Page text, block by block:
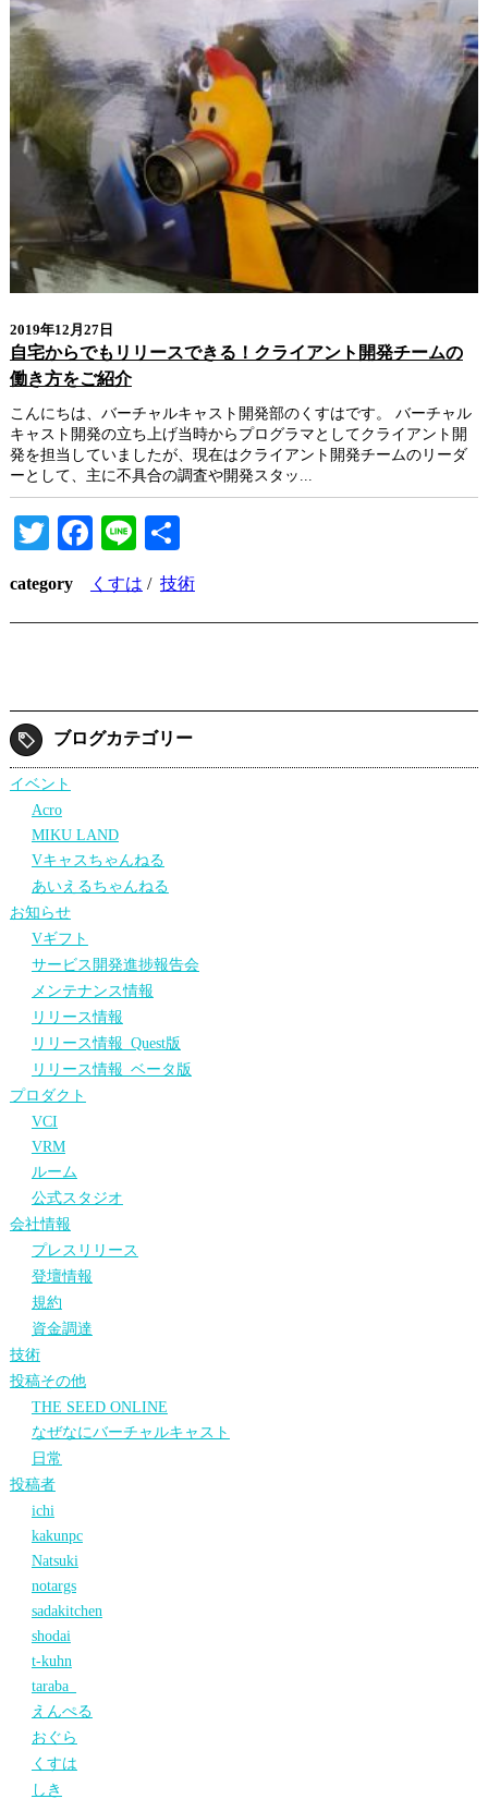
2019年12月27日
自宅からでもリリースできる！クライアント開発チームの
働き方をご紹介
こんにちは、バーチャルキャスト開発部のくすはです。 バーチャル
キャスト開発の立ち上げ当時からプログラマとしてクライアント開
発を担当していましたが、現在はクライアント開発チームのリーダ
ーとして、主に不具合の調査や開発スタッ...
TwitterFacebook
Line
有
category くすは / 技術
ブログカテゴリー
イベント
Acro
MIKU LAND
Vキャスちゃんねる
あいえるちゃんねる
お知らせ
Vギフト
サービス開発進捗報告会
メンテナンス情報
リリース情報
リリース情報_Quest版
リリース情報_ベータ版
プロダクト
VCI
VRM
ルーム
公式スタジオ
会社情報
プレスリリース
登壇情報
規約
資金調達
技術
投稿その他
THE SEED ONLINE
なぜなにバーチャルキャスト
日常
投稿者
ichi
kakunpc
Natsuki
notargs
sadakitchen
shodai
t-kuhn
taraba_
えんぺる
おぐら
くすは
しき